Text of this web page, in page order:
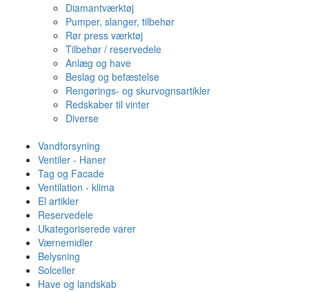
Diamantværktøj
Pumper, slanger, tilbehør
Rør press værktøj
Tilbehør / reservedele
Anlæg og have
Beslag og befæstelse
Rengørings- og skurvognsartikler
Redskaber til vinter
Diverse
Vandforsyning
Ventiler - Haner
Tag og Facade
Ventilation - klima
El artikler
Reservedele
Ukategoriserede varer
Værnemidler
Belysning
Solceller
Have og landskab